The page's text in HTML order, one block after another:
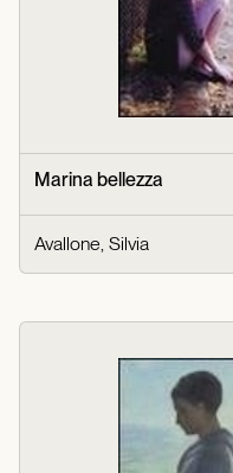
Marina bellezza
Avallone, Silvia